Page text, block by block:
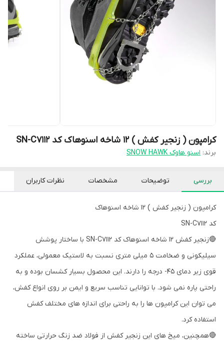
کرامپون ( زنجیر کفش ) 12 شاخه اسنوهاک کد SN-C7112
برند: اسنو هاوک SNOW HAWK
بررسی توضیحات مشخصات نظرات کاربران
کرامپون ( زنجیر کفش ) 12 شاخه اسنوهاک
کد SN-C7112
🔴زنجیر کفش 12 شاخه اسنوهاک کد SN-C7112 با ساختار پوشش
سیلیکونی و ضخامت 5 میلی‌ متری نسبت به لاستیک معمولی، عملکرد
قوی زیر دمای 45- درجه را دارند. این محصول بسیار کشسان بوده و به
راحتی پاره نمی‌ شود. با توانایی تناسب سریع و ایمن بر روی انواع کفش،
می‌ توان این کرامپون‌ ها را به راحتی برای اندازه‌ های مختلف کفش
استفاده کرد.
🔴همچنین، میخ‌ های این زنجیر کفش از فولاد ضد زنگ حرارتی ساخته